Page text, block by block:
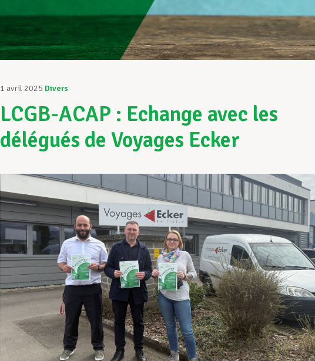
1 avril 2025 Divers
LCGB-ACAP : Echange avec les
délégués de Voyages Ecker